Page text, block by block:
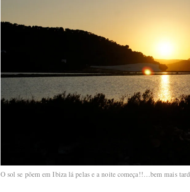
O sol se põem em Ibiza lá pelas e a noite começa!!…bem mais